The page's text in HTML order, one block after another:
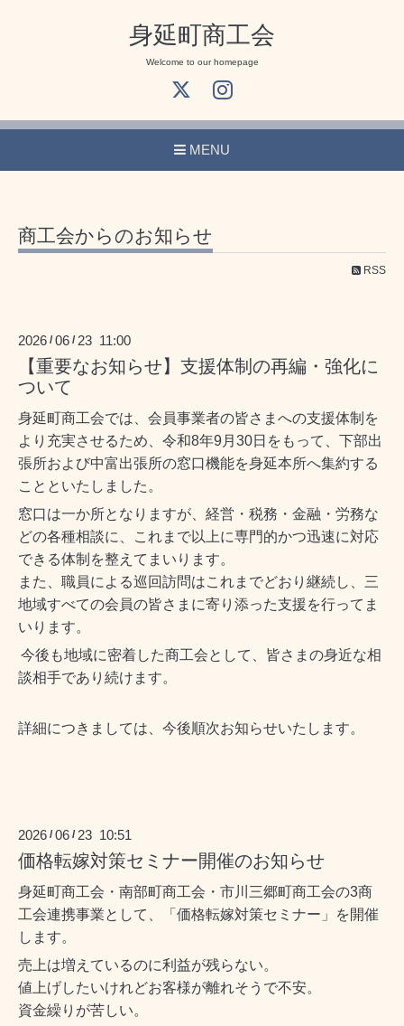
身延町商工会
Welcome to our homepage
MENU
商工会からのお知らせ
RSS
2026 /06 / 23 11:00
【重要なお知らせ】支援体制の再編・強化に
ついて
身延町商工会では、会員事業者の皆さまへの支援体制を
より充実させるため、令和8年9月 30日をもって、下部出
張所および中富出張所の窓口機能を身延本所へ集約する
ことといたしました。
窓口は一か所となりますが、経営・税務・金融・労務な
どの各種相談に、これまで以上に専門的かつ迅速に対応
できる体制を整えてまいります。
また、職員による巡回訪問はこれまでどおり継続し、三
地域すべての会員の皆さまに寄り添った支援を行ってま
いります。
今後も地域に密着した商工会として、皆さまの身近な相
談相手であり続けます。
詳細につきましては、今後順次お知らせいたします。
2026 /06 / 23 10:51
価格転嫁対策セミナー開催のお知らせ
身延町商工会・南部町商工会・市川三郷町商工会の3商
工会連携事業として、「価格転嫁対策セミナー」を開催
します。
売上は増えているのに利益が残らない。
値上げしたいけれどお客様が離れそうで不安。
資金繰りが苦しい。